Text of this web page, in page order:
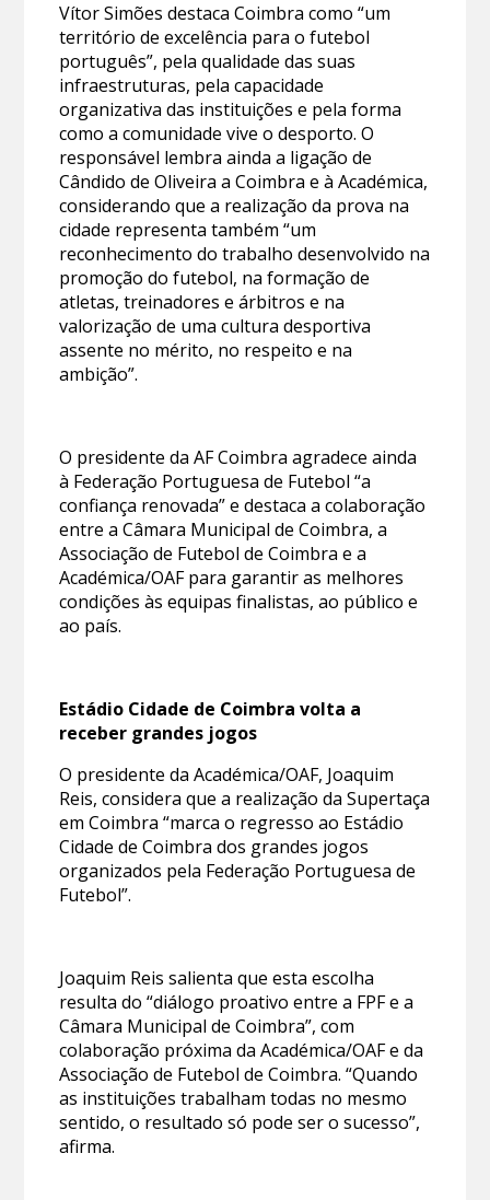
Vítor Simões destaca Coimbra como “um
território de excelência para o futebol
português”, pela qualidade das suas
infraestruturas, pela capacidade
organizativa das instituições e pela forma
como a comunidade vive o desporto. O
responsável lembra ainda a ligação de
Cândido de Oliveira a Coimbra e à Académica,
considerando que a realização da prova na
cidade representa também “um
reconhecimento do trabalho desenvolvido na
promoção do futebol, na formação de
atletas, treinadores e árbitros e na
valorização de uma cultura desportiva
assente no mérito, no respeito e na
ambição”.
O presidente da AF Coimbra agradece ainda
à Federação Portuguesa de Futebol “a
confiança renovada” e destaca a colaboração
entre a Câmara Municipal de Coimbra, a
Associação de Futebol de Coimbra e a
Académica/OAF para garantir as melhores
condições às equipas finalistas, ao público e
ao país.
Estádio Cidade de Coimbra volta a
receber grandes jogos
O presidente da Académica/OAF, Joaquim
Reis, considera que a realização da Supertaça
em Coimbra “marca o regresso ao Estádio
Cidade de Coimbra dos grandes jogos
organizados pela Federação Portuguesa de
Futebol”.
Joaquim Reis salienta que esta escolha
resulta do “diálogo proativo entre a FPF e a
Câmara Municipal de Coimbra”, com
colaboração próxima da Académica/OAF e da
Associação de Futebol de Coimbra. “Quando
as instituições trabalham todas no mesmo
sentido, o resultado só pode ser o sucesso”,
afirma.